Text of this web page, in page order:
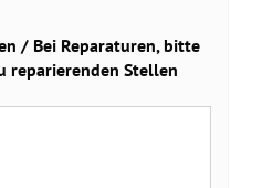
/ Bei Reparaturen, bitte
reparierenden Stellen